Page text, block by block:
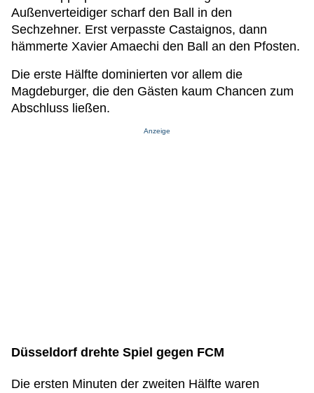
Außenverteidiger scharf den Ball in den
Sechzehner. Erst verpasste Castaignos, dann
hämmerte Xavier Amaechi den Ball an den Pfosten.
Die erste Hälfte dominierten vor allem die
Magdeburger, die den Gästen kaum Chancen zum
Abschluss ließen.
Anzeige
Düsseldorf drehte Spiel gegen FCM
Die ersten Minuten der zweiten Hälfte waren